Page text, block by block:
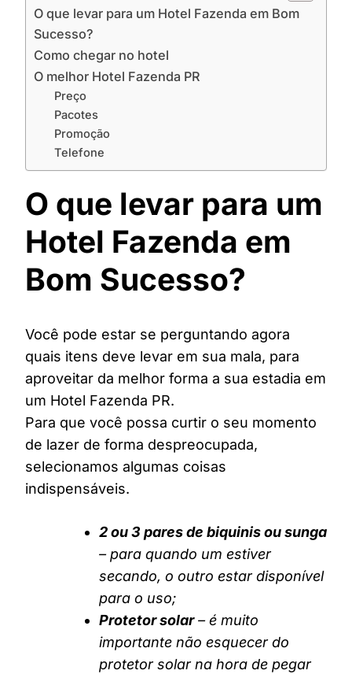
O que levar para um Hotel Fazenda em Bom
Sucesso?
Como chegar no hotel
O melhor Hotel Fazenda PR
Preço
Pacotes
Promoção
Telefone
O que levar para um
Hotel Fazenda em
Bom Sucesso?
Você pode estar se perguntando agora
quais itens deve levar em sua mala, para
aproveitar da melhor forma a sua estadia em
um Hotel Fazenda PR.
Para que você possa curtir o seu momento
de lazer de forma despreocupada,
selecionamos algumas coisas
indispensáveis.
2 ou 3 pares de biquinis ou sunga
– para quando um estiver
secando, o outro estar disponível
para o uso;
Protetor solar– é muito
importante não esquecer do
protetor solar na hora de pegar